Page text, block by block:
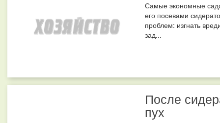
Самые экономные
его посевами
проблем: изгнать
зад...
После
пух